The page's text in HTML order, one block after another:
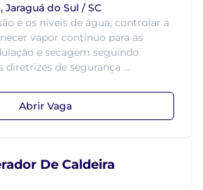
do Sul / SC
e os níveis de água, controlar a
vapor contínuo para as
e secagem seguindo
de segurança ...
Abrir Vaga
De Caldeira